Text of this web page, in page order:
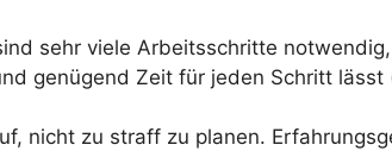
sehr viele Arbeitsschritte
genügend Zeit für jeden Schritt lässt
nicht zu straff zu planen.